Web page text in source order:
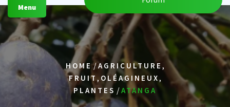
Menu
HOME/AGRICULTURE ,
FRUIT , OLÉAGINEUX,
PLANTES /ATANGA